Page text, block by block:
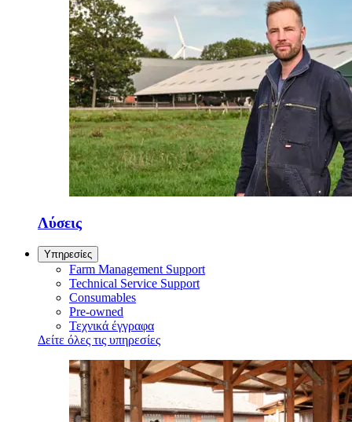
Λύσεις
Υπηρεσίες
Farm Management Support
Technical Service Support
Consumables
Pre-owned
Τεχνικά έγγραφα
Δείτε όλες τις υπηρεσίες